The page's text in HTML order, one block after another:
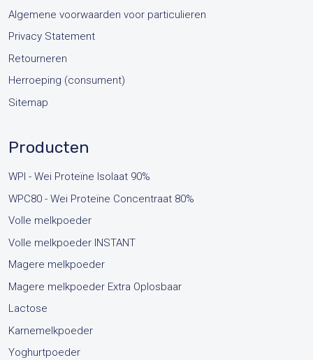
Algemene voorwaarden voor particulieren
Privacy Statement
Retourneren
Herroeping (consument)
Sitemap
Producten
WPI - Wei Proteïne Isolaat 90%
WPC80 - Wei Proteïne Concentraat 80%
Volle melkpoeder
Volle melkpoeder INSTANT
Magere melkpoeder
Magere melkpoeder Extra Oplosbaar
Lactose
Karnemelkpoeder
Yoghurtpoeder